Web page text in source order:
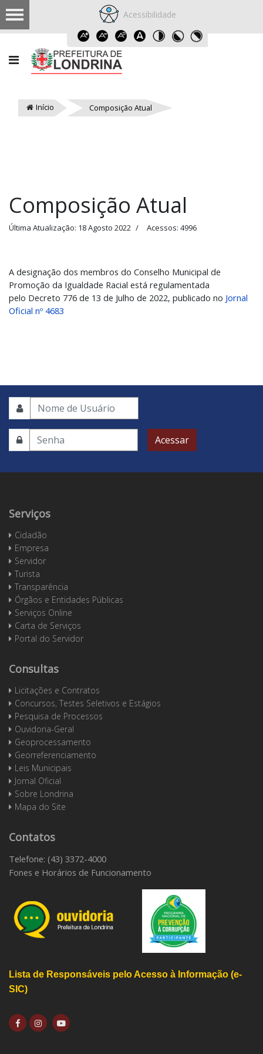
Acessibilidade
Início Composição Atual
Composição Atual
Última Atualização: 18 Agosto 2022 Acessos: 4996
A designação dos membros do Conselho Municipal de
Promoção da Igualdade Racial está regulamentada
pelo Decreto 776 de 13 de Julho de 2022, publicado no Jornal
Oficial nº 4683
Acessar
Serviços
Cidadão
Empresa
Servidor
Turista
Transparência
Órgãos e Entidades Públicas
Serviços Online
Carta de Serviços
Portal do Servidor
Consultas
Licitações e Contratos
Concursos, Testes Seletivos e Estágios
Pesquisa de Processos
Ouvidoria-Geral
Geoprocessamento
Georreferenciamento
Leis Municipais
Jornal Oficial
Sobre Londrina
Mapa do Site
Contatos
Telefone: (43) 3372-4000
Fones e Horários de Funcionamento
Lista de Responsáveis pelo Acesso à Informação (e-
SIC)